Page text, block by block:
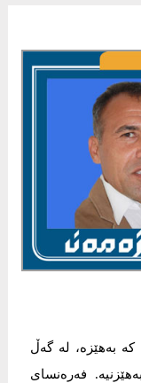
بەهێزە، لە گەڵ
فەرەنسای